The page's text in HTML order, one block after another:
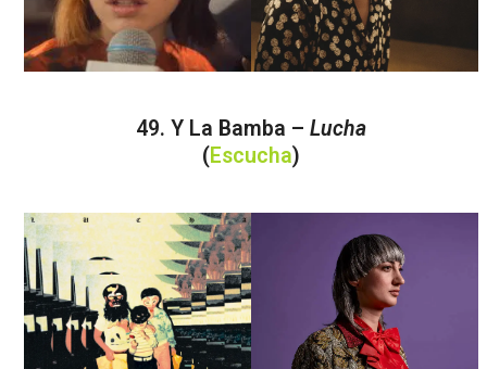
49. Y La Bamba –Lucha
(Escucha)